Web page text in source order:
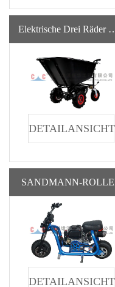
Elektrische Drei Räder Barrow-PC010-02 80 * 73 *
DETAILANSICHT
SANDMANN-
DETAILANSICHT